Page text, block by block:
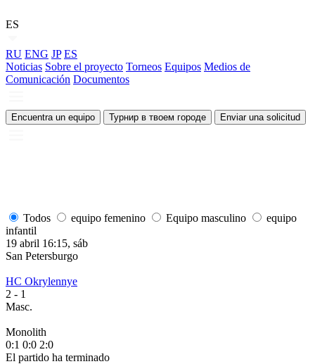
ES
RU ENG JP ES
Noticias Sobre el proyecto Torneos Equipos Medios de
Comunicación Documentos
Encuentra un equipo Турнир в твоем городе Enviar una solicitud
Todos equipo femenino Equipo masculino
equipo
infantil
19 abril 16:15, sáb
San Petersburgo
HC Okrylennye
2 - 1
Masc.
Monolith
0:1 0:0 2:0
El partido ha terminado